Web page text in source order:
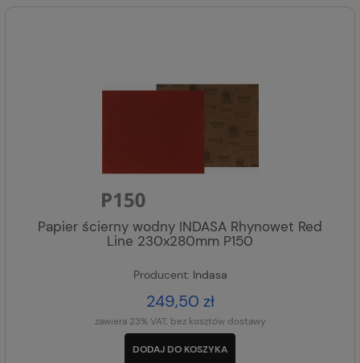
Papier ścierny wodny INDASA Rhynowet Red
Line 230x280mm P150
Producent: Indasa
249,50 zł
zawiera 23% VAT, bez kosztów dostawy
DODAJ DO KOSZYKA